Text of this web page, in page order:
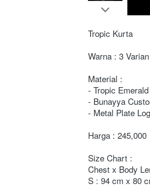
Tropic Kurta
Warna : 3 Varian
Material :
- Tropic Emerald
- Bunayya
- Metal Plate
Harga : 245,000
Size Chart :
Chest x Body
S : 94 cm x 80